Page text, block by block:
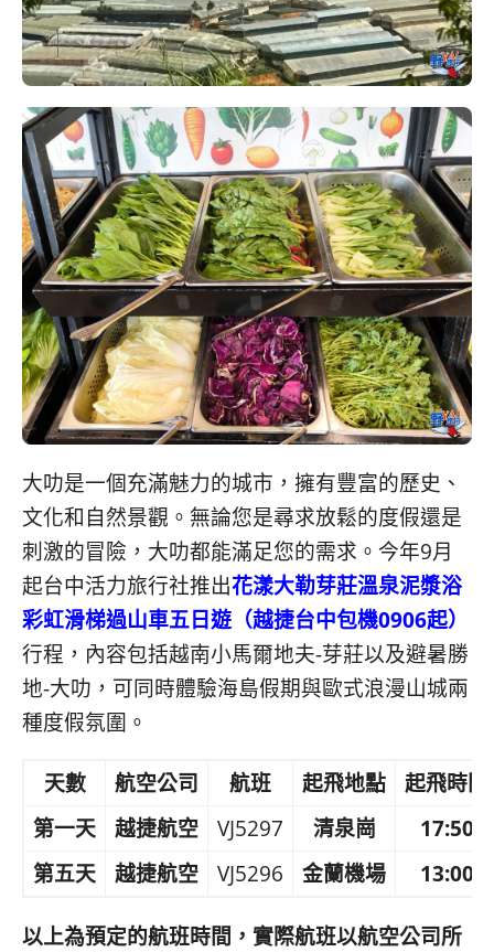
大叻是一個充滿魅力的城市，擁有豐富的歷史、
文化和自然景觀。無論您是尋求放鬆的度假還是
刺激的冒險，大叻都能滿足您的需求。今年9月
起台中活力旅行社推出花漾大勒芽莊溫泉泥漿浴
彩虹滑梯過山車五日遊（越捷台中包機0906起）
行程，內容包括越南小馬爾地夫-芽莊以及避暑勝
地-大叻，可同時體驗海島假期與歐式浪漫山城兩
種度假氛圍。
天數 航空公司 航班 起飛地點
起飛時間
第一天
越捷航空 VJ5297 清泉崗
17:50
第五天
越捷航空 VJ5296 金蘭機場 13:00
以上為預定的航班時間，實際航班以航空公司所